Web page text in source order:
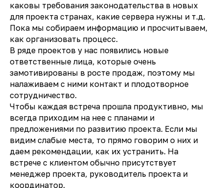
каковы требования законодательства в новых
для проекта странах, какие сервера нужны и т.д.
Пока мы собираем информацию и просчитываем,
как организовать процесс.
В ряде проектов у нас появились новые
ответственные лица, которые очень
замотивированы в росте продаж, поэтому мы
налаживаем с ними контакт и плодотворное
сотрудничество.
Чтобы каждая встреча прошла продуктивно, мы
всегда приходим на нее с планами и
предложениями по развитию проекта. Если мы
видим слабые места, то прямо говорим о них и
даем рекомендации, как их устранить. На
встрече с клиентом обычно присутствует
менеджер проекта, руководитель проекта и
координатор.